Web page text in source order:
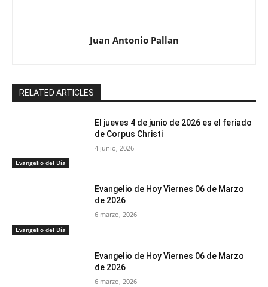
Juan Antonio Pallan
RELATED ARTICLES
Evangelio del Día
El jueves 4 de junio de 2026 es el feriado
de Corpus Christi
4 junio, 2026
Evangelio del Día
Evangelio de Hoy Viernes 06 de Marzo
de 2026
6 marzo, 2026
Evangelio de Hoy Viernes 06 de Marzo
de 2026
6 marzo, 2026